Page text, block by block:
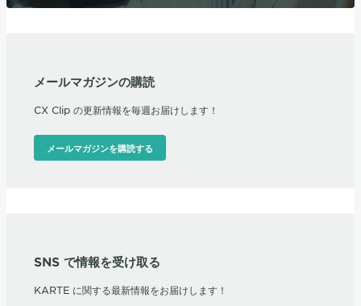
メールマガジンの購読
CX Clip の更新情報を毎週お届けします！
メールマガジンを購読する
SNS で情報を受け取る
KARTE に関する最新情報をお届けします！